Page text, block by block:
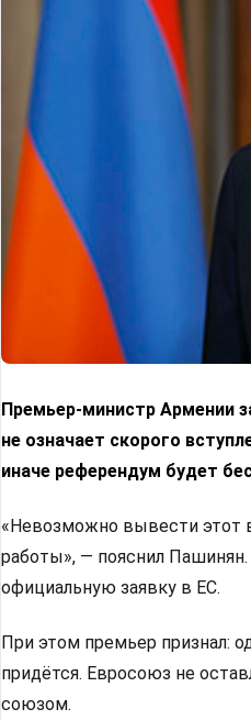
Премьер-министр Армении
не означает скорого
иначе референдум будет
«Невозможно вывести этот
работы», — пояснил
официальную заявку в ЕС.
При этом премьер признал:
придётся. Евросоюз не
союзом.